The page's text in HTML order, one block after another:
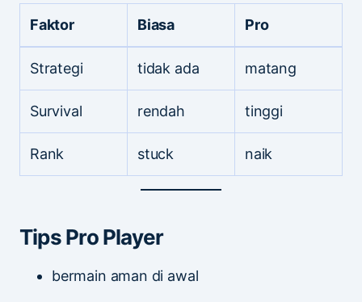
Faktor Biasa Pro
Strategi tidak ada matang
Survival rendah tinggi
Rank stuck naik
Tips Pro Player
bermain aman di awal